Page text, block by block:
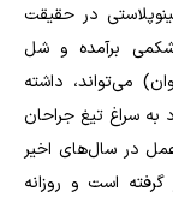
در حقیقت
برآمده و شل
می‌تواند، داشته
به سراغ تیغ جراحان
در سال‌های اخیر
است و روزانه